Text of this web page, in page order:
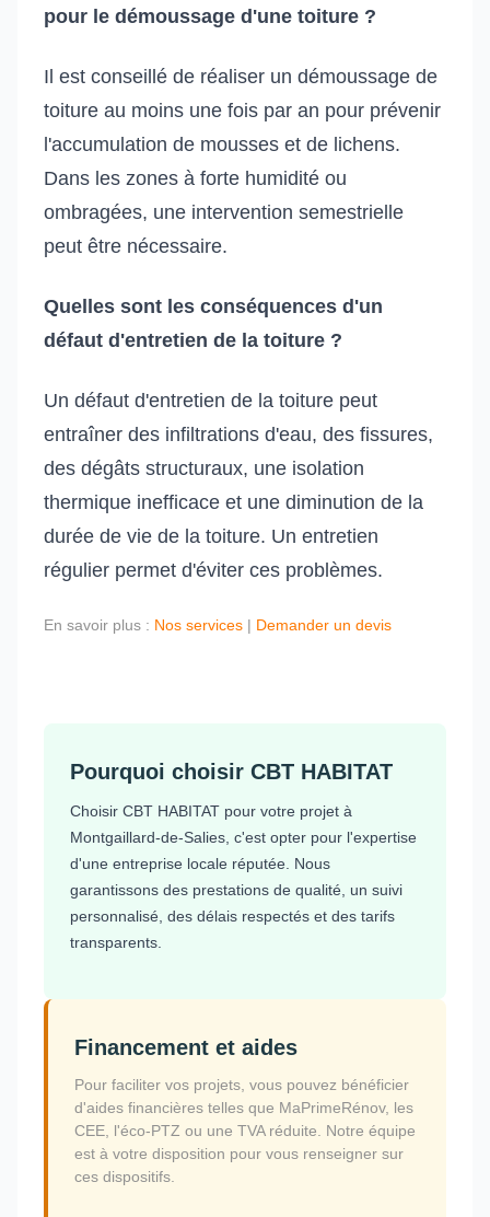
pour le démoussage d'une toiture ?
Il est conseillé de réaliser un démoussage de
toiture au moins une fois par an pour prévenir
l'accumulation de mousses et de lichens.
Dans les zones à forte humidité ou
ombragées, une intervention semestrielle
peut être nécessaire.
Quelles sont les conséquences d'un
défaut d'entretien de la toiture ?
Un défaut d'entretien de la toiture peut
entraîner des infiltrations d'eau, des fissures,
des dégâts structuraux, une isolation
thermique inefficace et une diminution de la
durée de vie de la toiture. Un entretien
régulier permet d'éviter ces problèmes.
En savoir plus : Nos services | Demander un devis
Pourquoi choisir CBT HABITAT
Choisir CBT HABITAT pour votre projet à
Montgaillard-de-Salies, c'est opter pour l'expertise
d'une entreprise locale réputée. Nous
garantissons des prestations de qualité, un suivi
personnalisé, des délais respectés et des tarifs
transparents.
Financement et aides
Pour faciliter vos projets, vous pouvez bénéficier
d'aides financières telles que MaPrimeRénov, les
CEE, l'éco-PTZ ou une TVA réduite. Notre équipe
est à votre disposition pour vous renseigner sur
ces dispositifs.